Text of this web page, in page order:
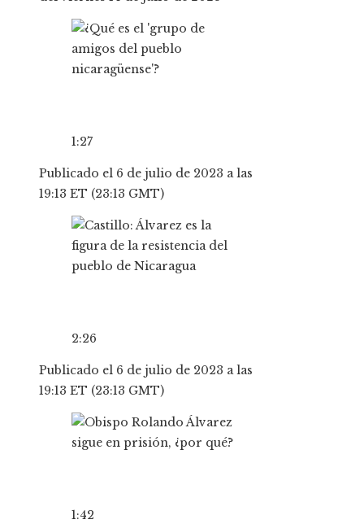
1:27
Publicado el 6 de julio de 2023 a las
19:13 ET (23:13 GMT)
2:26
Publicado el 6 de julio de 2023 a las
19:13 ET (23:13 GMT)
1:42